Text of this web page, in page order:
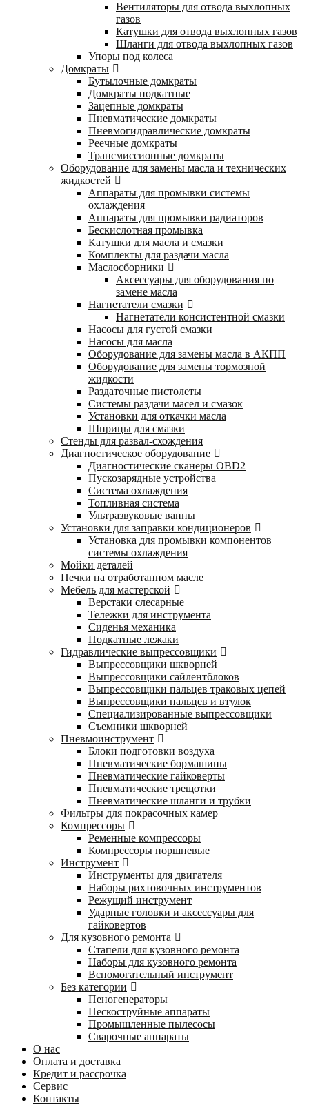
Вентиляторы для отвода выхлопных
газов
Катушки для отвода выхлопных газов
Шланги для отвода выхлопных газов
Упоры под колеса
Домкраты
Бутылочные домкраты
Домкраты подкатные
Зацепные домкраты
Пневматические домкраты
Пневмогидравлические домкраты
Реечные домкраты
Трансмиссионные домкраты
Оборудование для замены масла и технических
жидкостей
Аппараты для промывки системы
охлаждения
Аппараты для промывки радиаторов
Бескислотная промывка
Катушки для масла и смазки
Комплекты для раздачи масла
Маслосборники
Аксессуары для оборудования по
замене масла
Нагнетатели смазки
Нагнетатели консистентной смазки
Насосы для густой смазки
Насосы для масла
Оборудование для замены масла в АКПП
Оборудование для замены тормозной
жидкости
Раздаточные пистолеты
Системы раздачи масел и смазок
Установки для откачки масла
Шприцы для смазки
Стенды для развал-схождения
Диагностическое оборудование
Диагностические сканеры OBD2
Пускозарядные устройства
Система охлаждения
Топливная система
Ультразвуковые ванны
Установки для заправки кондиционеров
Установка для промывки компонентов
системы охлаждения
Мойки деталей
Печки на отработанном масле
Мебель для мастерской
Верстаки слесарные
Тележки для инструмента
Сиденья механика
Подкатные лежаки
Гидравлические выпрессовщики
Выпрессовщики шкворней
Выпрессовщики сайлентблоков
Выпрессовщики пальцев траковых цепей
Выпрессовщики пальцев и втулок
Специализированные выпрессовщики
Cъемники шкворней
Пневмоинструмент
Блоки подготовки воздуха
Пневматические бормашины
Пневматические гайковерты
Пневматические трещотки
Пневматические шланги и трубки
Фильтры для покрасочных камер
Компрессоры
Ременные компрессоры
Компрессоры поршневые
Инструмент
Инструменты для двигателя
Наборы рихтовочных инструментов
Режущий инструмент
Ударные головки и аксессуары для
гайковертов
Для кузовного ремонта
Стапели для кузовного ремонта
Наборы для кузовного ремонта
Вспомогательный инструмент
Без категории
Пеногенераторы
Пескоструйные аппараты
Промышленные пылесосы
Сварочные аппараты
О нас
Оплата и доставка
Кредит и рассрочка
Сервис
Контакты